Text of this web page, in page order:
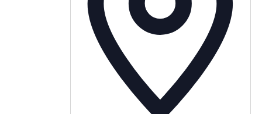
AGENDA
SPECTACLE